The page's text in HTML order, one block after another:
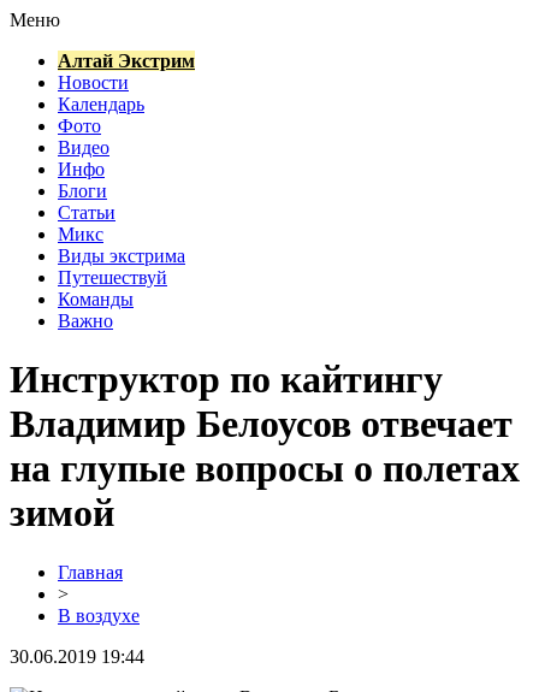
Меню
Алтай Экстрим
Новости
Календарь
Фото
Видео
Инфо
Блоги
Статьи
Микс
Виды экстрима
Путешествуй
Команды
Важно
Инструктор по кайтингу
Владимир Белоусов отвечает
на глупые вопросы о полетах
зимой
Главная
>
В воздухе
30.06.2019 19:44